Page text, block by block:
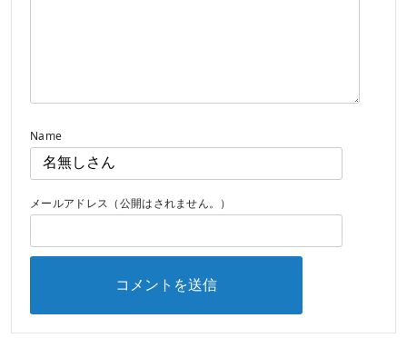
Name
メールアドレス（公開はされません。）